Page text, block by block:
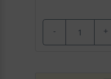
- +